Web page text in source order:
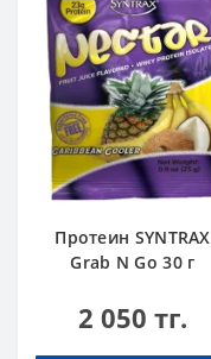
Протеин SYNTRAX
Grab N Go 30 г
2 050 тг.